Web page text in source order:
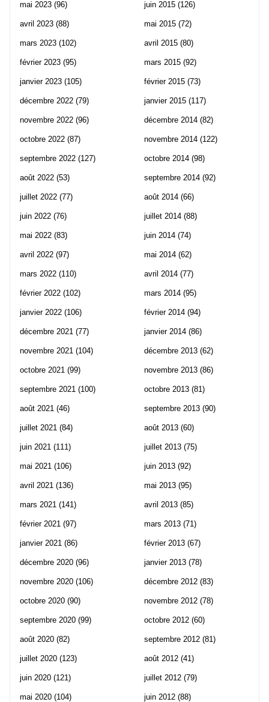
mai 2023 (96)
avril 2023 (88)
mars 2023 (102)
février 2023 (95)
janvier 2023 (105)
décembre 2022 (79)
novembre 2022 (96)
octobre 2022 (87)
septembre 2022 (127)
août 2022 (53)
juillet 2022 (77)
juin 2022 (76)
mai 2022 (83)
avril 2022 (97)
mars 2022 (110)
février 2022 (102)
janvier 2022 (106)
décembre 2021 (77)
novembre 2021 (104)
octobre 2021 (99)
septembre 2021 (100)
août 2021 (46)
juillet 2021 (84)
juin 2021 (111)
mai 2021 (106)
avril 2021 (136)
mars 2021 (141)
février 2021 (97)
janvier 2021 (86)
décembre 2020 (96)
novembre 2020 (106)
octobre 2020 (90)
septembre 2020 (99)
août 2020 (82)
juillet 2020 (123)
juin 2020 (121)
mai 2020 (104)
juin 2015 (126)
mai 2015 (72)
avril 2015 (80)
mars 2015 (92)
février 2015 (73)
janvier 2015 (117)
décembre 2014 (82)
novembre 2014 (122)
octobre 2014 (98)
septembre 2014 (92)
août 2014 (66)
juillet 2014 (88)
juin 2014 (74)
mai 2014 (62)
avril 2014 (77)
mars 2014 (95)
février 2014 (94)
janvier 2014 (86)
décembre 2013 (62)
novembre 2013 (86)
octobre 2013 (81)
septembre 2013 (90)
août 2013 (60)
juillet 2013 (75)
juin 2013 (92)
mai 2013 (95)
avril 2013 (85)
mars 2013 (71)
février 2013 (67)
janvier 2013 (78)
décembre 2012 (83)
novembre 2012 (78)
octobre 2012 (60)
septembre 2012 (81)
août 2012 (41)
juillet 2012 (79)
juin 2012 (88)